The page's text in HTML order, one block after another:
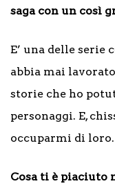
saga con un così
E’ una delle serie
abbia mai
storie che ho
personaggi. E,
occuparmi di loro.
Cosa ti è piaciuto